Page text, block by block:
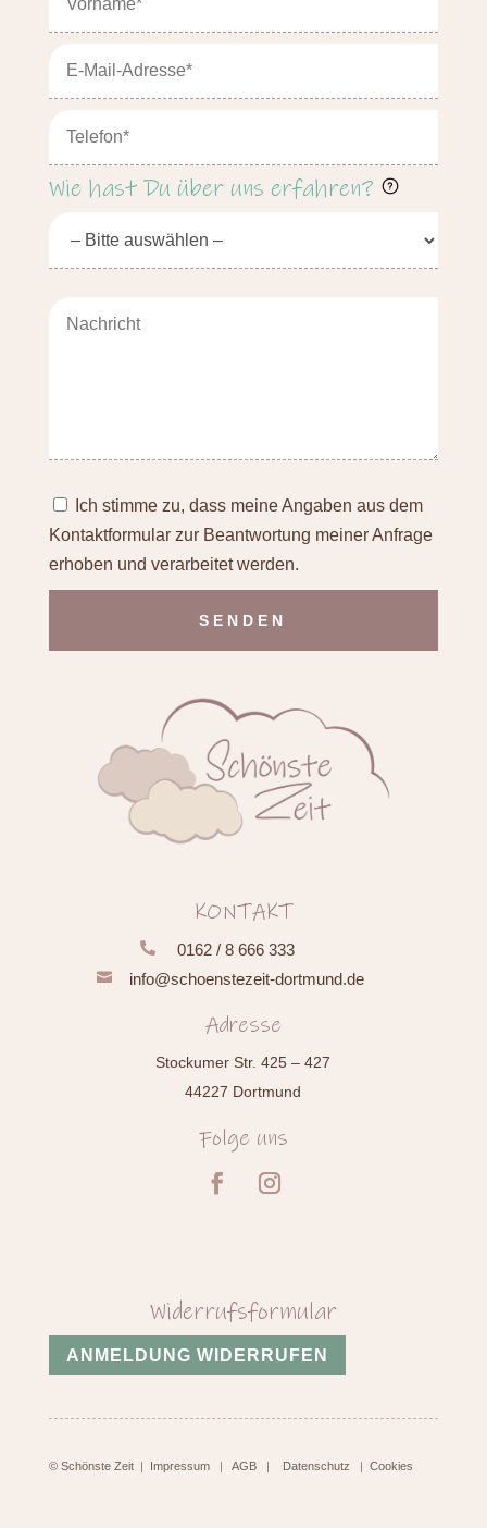
Wie hast Du über uns erfahren?
Ich stimme zu, dass meine Angaben aus dem
Kontaktformular zur Beantwortung meiner Anfrage
erhoben und verarbeitet werden.
KONTAKT
 0162 / 8 666 333
 info@schoenstezeit-dortmund.de
Adresse
Stockumer Str. 425 – 427
44227 Dortmund
Folge uns
Widerrufsformular
ANMELDUNG WIDERRUFEN
© Schönste Zeit| Impressum| AGB Datenschutz Cookies